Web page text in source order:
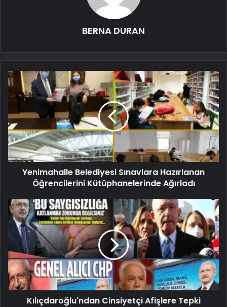
BERNA DURAN
Yenimahalle Belediyesi Sınavlara Hazırlanan
Öğrencilerini Kütüphanelerinde Ağırladı
Kılıçdaroğlu'ndan Cinsiyetçi Afişlere Tepki